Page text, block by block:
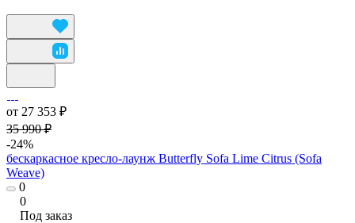
от 27 353 ₽
35 990 ₽
-24%
бескаркасное кресло-лаунж Butterfly Sofa Lime Citrus (Sofa
Weave)
0
0
Под заказ